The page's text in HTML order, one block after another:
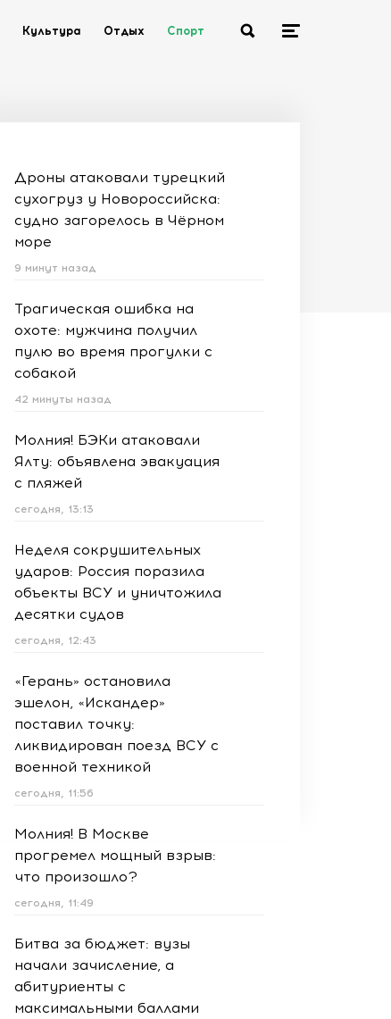
Культура Отдых Спорт
Дроны атаковали турецкий
сухогруз у Новороссийска:
судно загорелось в Чёрном
море
9 минут назад
Трагическая ошибка на
охоте: мужчина получил
пулю во время прогулки с
собакой
42 минуты назад
Молния! БЭКи атаковали
Ялту: объявлена эвакуация
с пляжей
сегодня, 13:13
Неделя сокрушительных
ударов: Россия поразила
объекты ВСУ и уничтожила
десятки судов
сегодня, 12:43
«Герань» остановила
эшелон, «Искандер»
поставил точку:
ликвидирован поезд ВСУ с
военной техникой
сегодня, 11:56
Молния! В Москве
прогремел мощный взрыв:
что произошло?
сегодня, 11:49
Битва за бюджет: вузы
начали зачисление, а
абитуриенты с
максимальными баллами